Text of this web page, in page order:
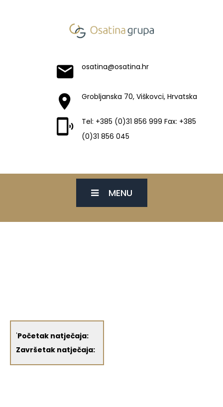
osatina@osatina.hr
Grobljanska 70, Viškovci, Hrvatska
Tel: +385 (0)31 856 999 Fax: +385
(0)31 856 045
MENU
'Početak natječaja:
Završetak natječaja: